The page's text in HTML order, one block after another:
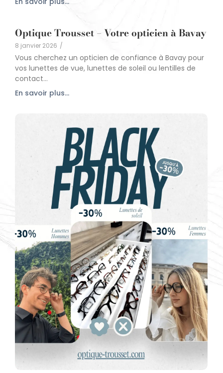
Optique Trousset – Votre opticien à Bavay
8 janvier 2026 /
Vous cherchez un opticien de confiance à Bavay pour
vos lunettes de vue, lunettes de soleil ou lentilles de
contact...
En savoir plus...